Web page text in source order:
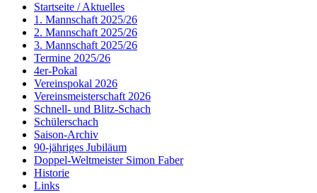
Startseite / Aktuelles
1. Mannschaft 2025/26
2. Mannschaft 2025/26
3. Mannschaft 2025/26
Termine 2025/26
4er-Pokal
Vereinspokal 2026
Vereinsmeisterschaft 2026
Schnell- und Blitz-Schach
Schülerschach
Saison-Archiv
90-jähriges Jubiläum
Doppel-Weltmeister Simon Faber
Historie
Links